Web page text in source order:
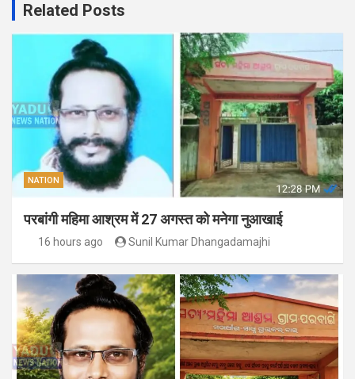
Related Posts
NATION
परबांगी महिमा आश्रम में 27 अगस्त को मनेगा नुआखाई
16 hours ago Sunil Kumar Dhangadamajhi